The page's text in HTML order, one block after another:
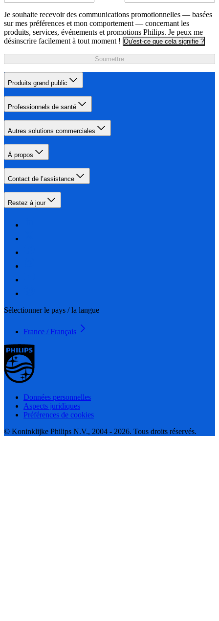
Je souhaite recevoir des communications promotionnelles — basées
sur mes préférences et mon comportement — concernant les
produits, services, événements et promotions Philips. Je peux me
désinscrire facilement à tout moment ! Qu'est-ce que cela signifie ?
Soumettre
Produits grand public
Professionnels de santé
Autres solutions commerciales
À propos
Contact de l’assistance
Restez à jour
Sélectionner le pays / la langue
France / Français
Données personnelles
Aspects juridiques
Préférences de cookies
© Koninklijke Philips N.V., 2004 - 2026. Tous droits réservés.